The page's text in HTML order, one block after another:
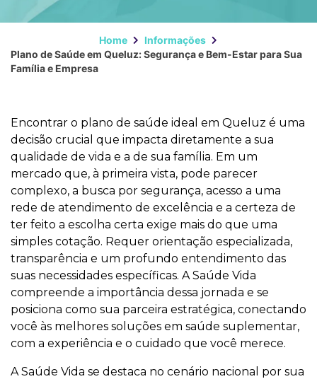
Home
Informações
Plano de Saúde em Queluz: Segurança e Bem-Estar para Sua
Família e Empresa
Encontrar o plano de saúde ideal em Queluz é uma
decisão crucial que impacta diretamente a sua
qualidade de vida e a de sua família. Em um
mercado que, à primeira vista, pode parecer
complexo, a busca por segurança, acesso a uma
rede de atendimento de excelência e a certeza de
ter feito a escolha certa exige mais do que uma
simples cotação. Requer orientação especializada,
transparência e um profundo entendimento das
suas necessidades específicas. A Saúde Vida
compreende a importância dessa jornada e se
posiciona como sua parceira estratégica, conectando
você às melhores soluções em saúde suplementar,
com a experiência e o cuidado que você merece.
A Saúde Vida se destaca no cenário nacional por sua